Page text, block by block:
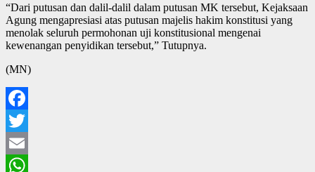
“Dari putusan dan dalil-dalil dalam putusan MK tersebut, Kejaksaan
Agung mengapresiasi atas putusan majelis hakim konstitusi yang
menolak seluruh permohonan uji konstitusional mengenai
kewenangan penyidikan tersebut,” Tutupnya.
(MN)
Facebook
Twitter
Email